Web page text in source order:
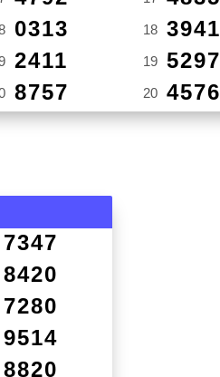
0313
2411
8757
18 3941
19 5297
20 4576
7347
8420
7280
9514
8820